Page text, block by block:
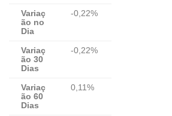
Variaç
ão no
Dia
-0,22%
Variaç
ão 30
Dias
-0,22%
Variaç
ão 60
Dias
0,11%